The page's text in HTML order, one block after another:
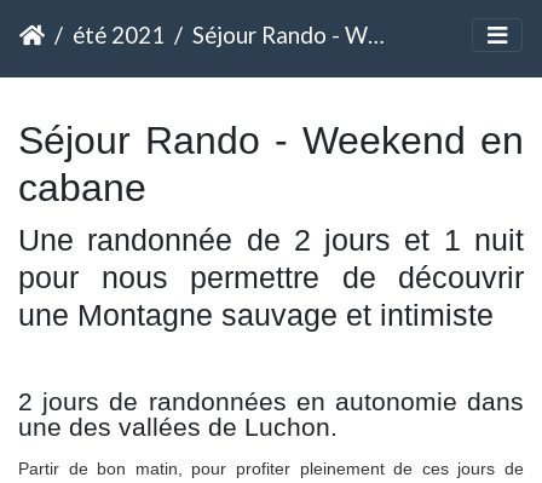
été 2021 Séjour Rando - Weekend en cabane
Séjour Rando - Weekend en
cabane
Une randonnée de 2 jours et 1 nuit
pour nous permettre de découvrir
une Montagne sauvage et intimiste
2 jours de randonnées en autonomie dans
une des vallées de Luchon.
Partir de bon matin, pour profiter pleinement de ces jours de